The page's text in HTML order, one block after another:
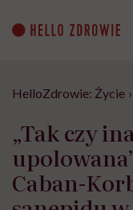
content
HelloZdrowie: Życie ›
„Tak czy
Caban-